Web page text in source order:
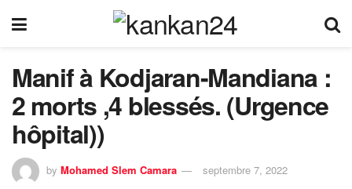
Manif à Kodjaran-Mandiana :
2 morts ,4 blessés. (Urgence
hôpital))
by Mohamed Slem Camara
septembre 7, 2022